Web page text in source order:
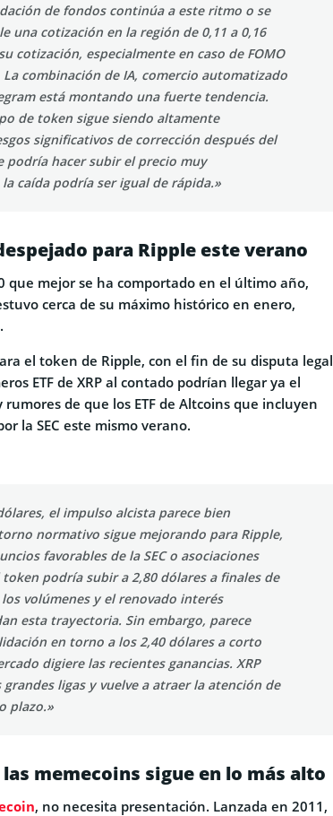
de fondos continúa a este ritmo o se
una cotización en la región de 0,11 a 0,16
cotización, especialmente en caso de FOMO
La combinación de IA, comercio automatizado
está montando una fuerte tendencia.
de token sigue siendo altamente
significativos de corrección después del
podría hacer subir el precio muy
caída podría ser igual de rápida.»
para Ripple este verano
que mejor se ha comportado en el último año,
cerca de su máximo histórico en enero,
el token de Ripple, con el fin de su disputa legal
ETF de XRP al contado podrían llegar ya el
de que los ETF de Altcoins que incluyen
la SEC este mismo verano.
el impulso alcista parece bien
normativo sigue mejorando para Ripple,
favorables de la SEC o asociaciones
podría subir a 2,80 dólares a finales de
volúmenes y el renovado interés
esta trayectoria. Sin embargo, parece
en torno a los 2,40 dólares a corto
digiere las recientes ganancias. XRP
ligas y vuelve a atraer la atención de
plazo.»
memecoins sigue en lo más alto
, no necesita presentación. Lanzada en 2011,